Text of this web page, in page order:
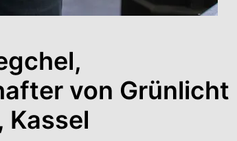
von Grünlicht
Kassel